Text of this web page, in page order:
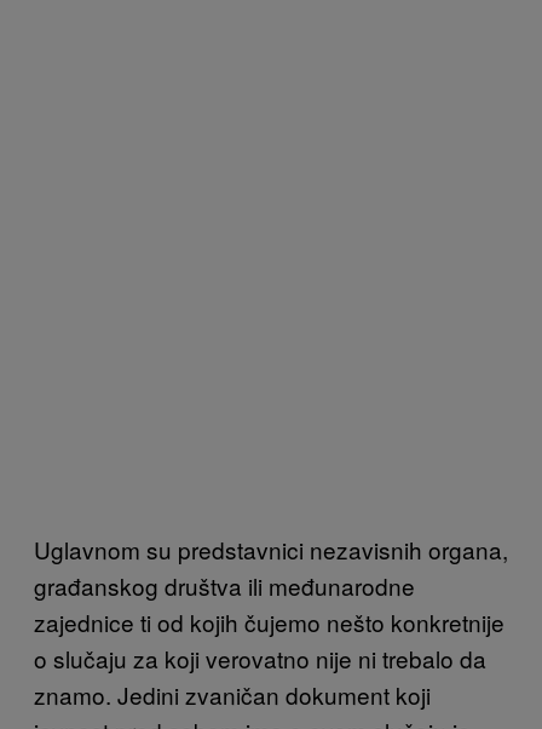
Uglavnom su predstavnici nezavisnih organa,
građanskog društva ili međunarodne
zajednice ti od kojih čujemo nešto konkretnije
o slučaju za koji verovatno nije ni trebalo da
znamo. Jedini zvaničan dokument koji